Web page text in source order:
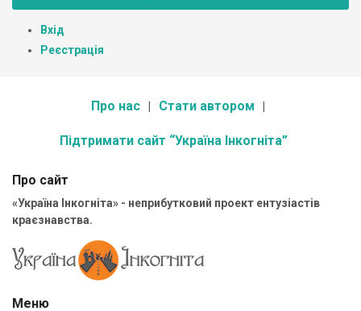
Вхід
Реєстрація
Про нас Стати автором
Підтримати сайт “Україна Інкогніта”
Про сайт
«Україна Інкогніта» - неприбутковий проект ентузіастів
краєзнавства.
Меню